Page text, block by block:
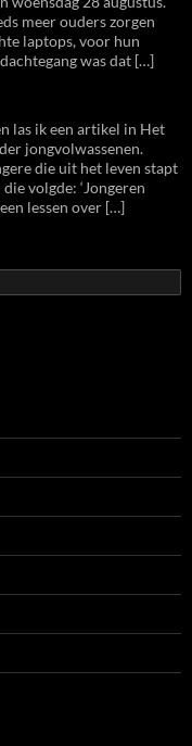
meer ouders zorgen
laptops, voor hun
was dat […]
las ik een artikel in Het
jongvolwassenen.
die uit het leven stapt
volgde: ‘Jongeren
lessen over […]